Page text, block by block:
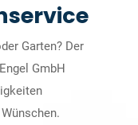
Garten? Der
GmbH